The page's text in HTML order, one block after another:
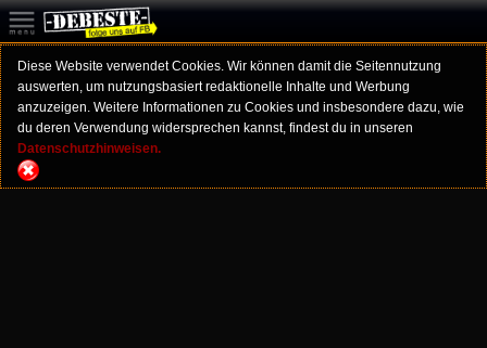
Diese Website verwendet Cookies. Wir können damit die Seitennutzung
auswerten, um nutzungsbasiert redaktionelle Inhalte und Werbung
anzuzeigen. Weitere Informationen zu Cookies und insbesondere dazu, wie
du deren Verwendung widersprechen kannst, findest du in unseren
Datenschutzhinweisen.